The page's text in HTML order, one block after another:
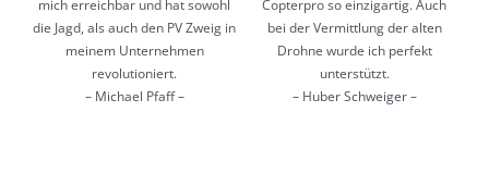
mich erreichbar und hat sowohl
die Jagd, als auch den PV Zweig in
meinem Unternehmen
revolutioniert.
– Michael Pfaff –
Copterpro so einzigartig.Auch
bei der Vermittlung der alten
Drohne wurde ich perfekt
unterstützt.
– Huber Schweiger –